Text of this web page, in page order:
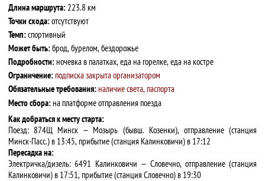
Длина маршрута:223.8 км
Точки схода:отсутствуют
Темп:спортивный
Может быть:брод, бурелом, бездорожье
Подробности:ночевка в палатках, еда на горелке, еда на костре
Ограничение:подписка закрыта организатором
Обязательные требования:наличие света, паспорта
Место сбора:на платформе отправления поезда
Как добраться к месту старта:
Поезд: 874Щ Минск — Мозырь (бывш. Козенки), отправление (станция
Минск-Пасс.) в 13:45, прибытие (станция Калинковичи) в 17:12
Пересадка на:
Электричка/дизель: 6491 Калинковичи — Словечно, отправление (станция
Калинковичи) в 17:51, прибытие (станция Словечно) в 19:30